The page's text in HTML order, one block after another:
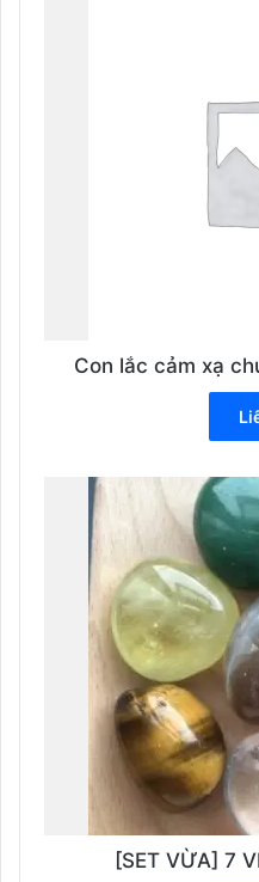
Con lắc cảm xạ
[SET VỪA] 7